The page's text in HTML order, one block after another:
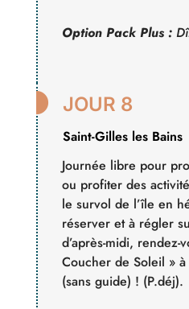
Option Pack Plus :
 JOUR 8
Saint-Gilles les Bains
Journée libre pour
ou profiter des
le survol de l’île en
réserver et à régler
d’après-midi,
Coucher de Soleil »
(sans guide) ! (P.déj).